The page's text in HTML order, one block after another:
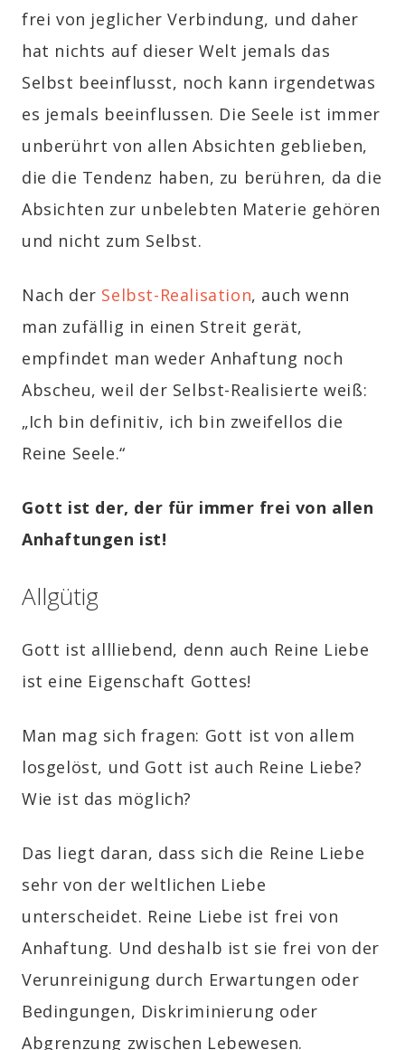
frei von jeglicher Verbindung, und daher
hat nichts auf dieser Welt jemals das
Selbst beeinflusst, noch kann irgendetwas
es jemals beeinflussen. Die Seele ist immer
unberührt von allen Absichten geblieben,
die die Tendenz haben, zu berühren, da die
Absichten zur unbelebten Materie gehören
und nicht zum Selbst.
Nach der Selbst-Realisation, auch wenn
man zufällig in einen Streit gerät,
empfindet man weder Anhaftung noch
Abscheu, weil der Selbst-Realisierte weiß:
„Ich bin definitiv, ich bin zweifellos die
Reine Seele.“
Gott ist der, der für immer frei von allen
Anhaftungen ist!
Allgütig
Gott ist allliebend, denn auch Reine Liebe
ist eine Eigenschaft Gottes!
Man mag sich fragen: Gott ist von allem
losgelöst, und Gott ist auch Reine Liebe?
Wie ist das möglich?
Das liegt daran, dass sich die Reine Liebe
sehr von der weltlichen Liebe
unterscheidet. Reine Liebe ist frei von
Anhaftung. Und deshalb ist sie frei von der
Verunreinigung durch Erwartungen oder
Bedingungen, Diskriminierung oder
Abgrenzung zwischen Lebewesen.